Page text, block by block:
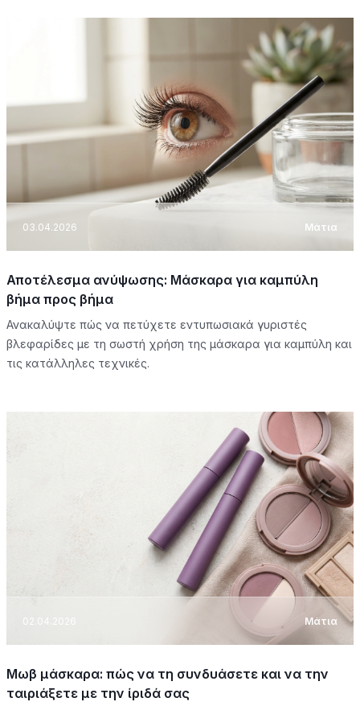
03.04.2026 Μάτια
Αποτέλεσμα ανύψωσης: Μάσκαρα για καμπύλη
βήμα προς βήμα
Ανακαλύψτε πώς να πετύχετε εντυπωσιακά γυριστές
βλεφαρίδες με τη σωστή χρήση της μάσκαρα για καμπύλη και
τις κατάλληλες τεχνικές.
02.04.2026 Μάτια
Μωβ μάσκαρα: πώς να τη συνδυάσετε και να την
ταιριάξετε με την ίριδά σας